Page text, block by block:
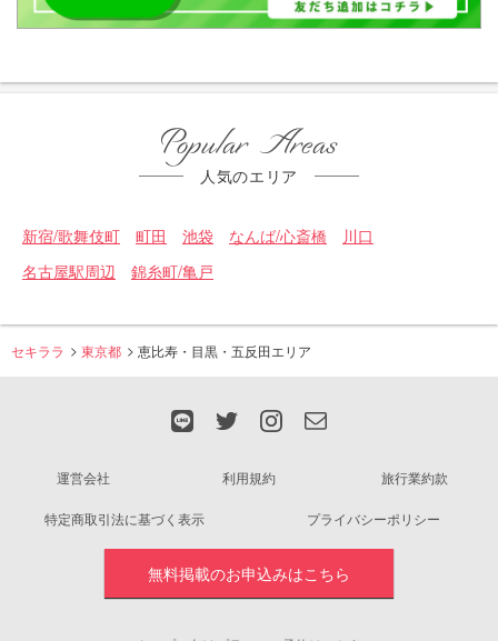
Popular Areas
人気のエリア
新宿/歌舞伎町 町田 池袋 なんば/心斎橋
川口
名古屋駅周辺
錦糸町/亀戸
セキララ 東京都 恵比寿・目黒・五反田エリア
運営会社 利用規約 旅行業約款
特定商取引法に基づく表示 プライバシーポリシー
無料掲載のお申込みはこちら